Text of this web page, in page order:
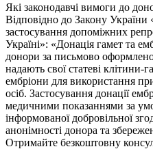
Які законодавчі вимоги до
Відповідно до Закону
застосування допоміжних
Україні»: «Донація гамет та
донори за письмово
надають свої статеві
ембріони для використання
осіб. Застосування донації
медичними показаннями за
інформованої добровільної
анонімності донора та
Отримайте безкоштовну